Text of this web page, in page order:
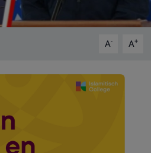
A- A+